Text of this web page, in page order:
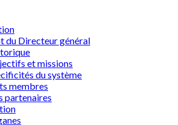
du Directeur général
et missions
du système
membres
partenaires